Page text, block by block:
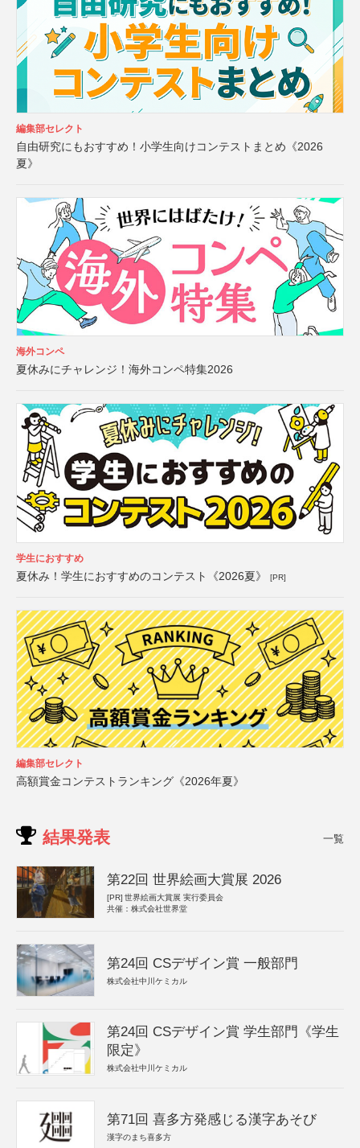
編集部セレクト
自由研究にもおすすめ！小学生向けコンテストまとめ《2026
夏》
海外コンペ
夏休みにチャレンジ！海外コンペ特集2026
学生におすすめ
夏休み！学生におすすめのコンテスト《2026夏》 [PR]
編集部セレクト
高額賞金コンテストランキング《2026年夏》
結果発表 一覧
第22回 世界絵画大賞展 2026
[PR] 世界絵画大賞展 実行委員会
共催：株式会社世界堂
第24回 CSデザイン賞 一般部門
株式会社中川ケミカル
第24回 CSデザイン賞 学生部門《学生
限定》
株式会社中川ケミカル
第71回 喜多方発感じる漢字あそび
漢字のまち喜多方